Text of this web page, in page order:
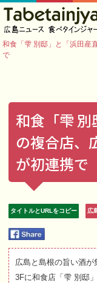
和食「雫 別邸」と「浜田産
で
和食「雫 別
の複合店、
が初連携で
タイトルとURLをコピー 広
広島と島根の旨い酒が
3Fに和食店「雫 別邸